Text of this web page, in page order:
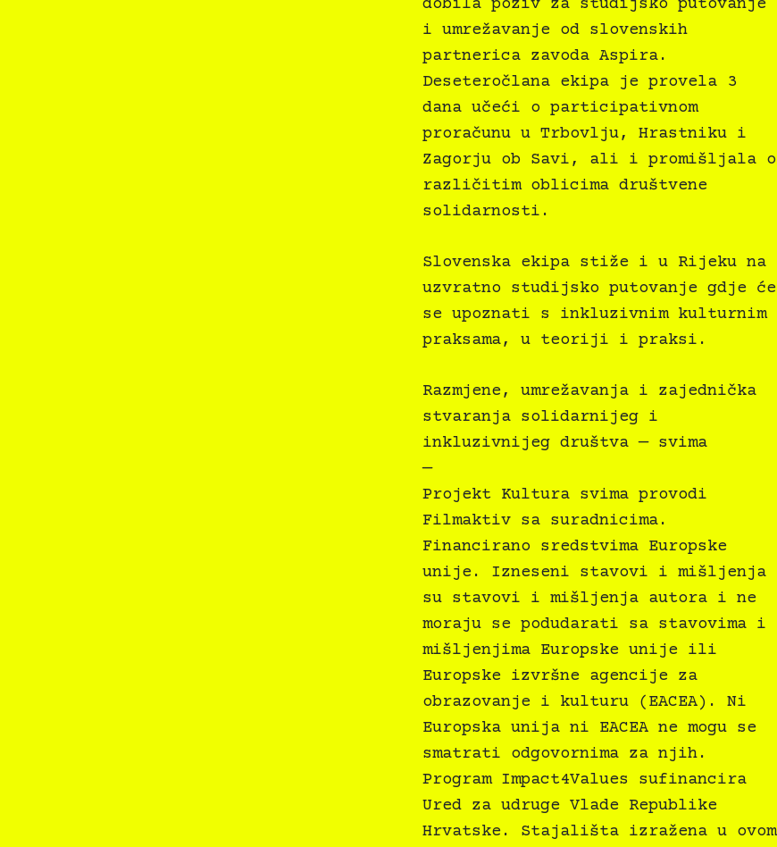
dobila poziv za studijsko putovanje
i umrežavanje od slovenskih
partnerica zavoda Aspira.
Deseteročlana ekipa je provela 3
dana učeći o participativnom
proračunu u Trbovlju, Hrastniku i
Zagorju ob Savi, ali i promišljala o
različitim oblicima društvene
solidarnosti.
Slovenska ekipa stiže i u Rijeku na
uzvratno studijsko putovanje gdje će
se upoznati s inkluzivnim kulturnim
praksama, u teoriji i praksi.
Razmjene, umrežavanja i zajednička
stvaranja solidarnijeg i
inkluzivnijeg društva — svima
—
Projekt Kultura svima provodi
Filmaktiv sa suradnicima.
Financirano sredstvima Europske
unije. Izneseni stavovi i mišljenja
su stavovi i mišljenja autora i ne
moraju se podudarati sa stavovima i
mišljenjima Europske unije ili
Europske izvršne agencije za
obrazovanje i kulturu (EACEA). Ni
Europska unija ni EACEA ne mogu se
smatrati odgovornima za njih.
Program Impact4Values sufinancira
Ured za udruge Vlade Republike
Hrvatske. Stajališta izražena u ovom